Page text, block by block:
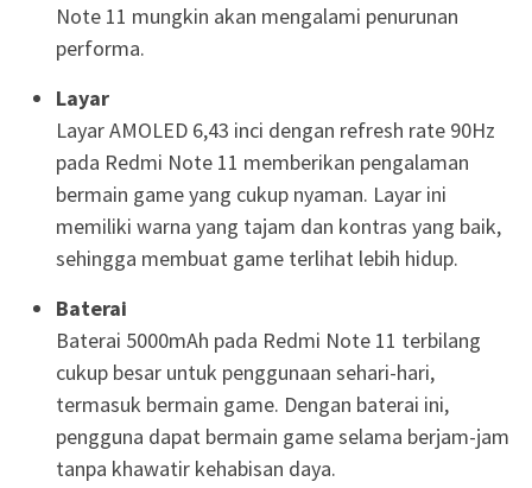
Note 11 mungkin akan mengalami penurunan
performa.
Layar
Layar AMOLED 6,43 inci dengan refresh rate 90Hz
pada Redmi Note 11 memberikan pengalaman
bermain game yang cukup nyaman. Layar ini
memiliki warna yang tajam dan kontras yang baik,
sehingga membuat game terlihat lebih hidup.
Baterai
Baterai 5000mAh pada Redmi Note 11 terbilang
cukup besar untuk penggunaan sehari-hari,
termasuk bermain game. Dengan baterai ini,
pengguna dapat bermain game selama berjam-jam
tanpa khawatir kehabisan daya.